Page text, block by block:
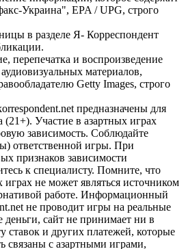
Украина", EPA / UPG, строго
в разделе Я- Корреспондент
перепечатка и воспроизведение
материалов,
Getty Images, строго
предназначены для
(21+). Участие в азартных играх
зависимость. Соблюдайте
ответственной игры. При
признаков зависимости
к специалисту. Помните, что
играх не может являться источником
работе. Информационный
не проводит игры на реальные
деньги, сайт не принимает ни в
ставок и других платежей, которые
связаны с азартными играми,